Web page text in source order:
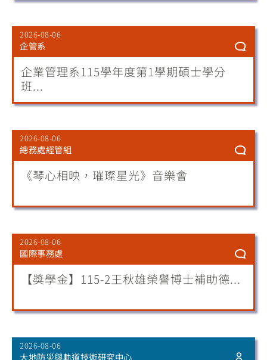
2026-08-06
企管系
企業管理系115學年度第1學期碩士學分
班...
2026-08-06
總務處經管組
《琴心相映，璀璨星光》音樂會
2026-08-06
國際事務處
【獎學金】115-2王秋雄榮譽博士補助德...
2026-08-06
大地防災與軌道技術研究中心